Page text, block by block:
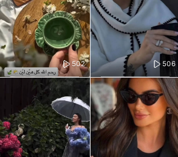
502 506